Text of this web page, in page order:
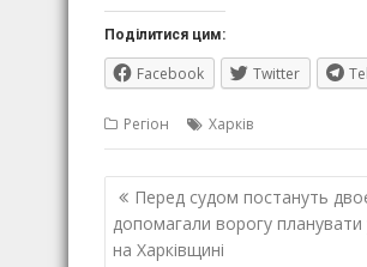
Поділитися цим:
Facebook Twitter
Регіон Харків
Навігація
записів
Перед судом постануть
допомагали ворогу
на Харківщині